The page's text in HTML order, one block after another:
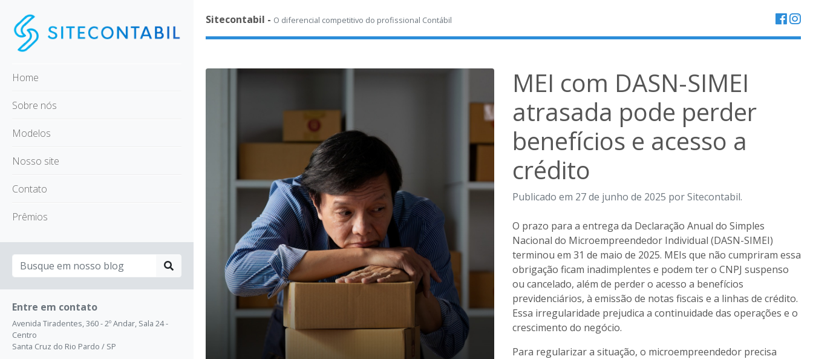
Home
Sobre nós
Modelos
Nosso site
Contato
Prêmios
Entre em contato
Avenida Tiradentes, 360 - 2º Andar, Sala 24 -
Centro
Santa Cruz do Rio Pardo / SP
Sitecontabil - O diferencial competitivo do profissional Contábil
MEI com DASN-SIMEI
atrasada pode perder
benefícios e acesso a
crédito
Publicado em 27 de junho de 2025 por Sitecontabil.
O prazo para a entrega da Declaração Anual do Simples
Nacional do Microempreendedor Individual (DASN-SIMEI)
terminou em 31 de maio de 2025. MEIs que não cumpriram essa
obrigação ficam inadimplentes e podem ter o CNPJ suspenso
ou cancelado, além de perder o acesso a benefícios
previdenciários, à emissão de notas fiscais e a linhas de crédito.
Essa irregularidade prejudica a continuidade das operações e o
crescimento do negócio.
Para regularizar a situação, o microempreendedor precisa